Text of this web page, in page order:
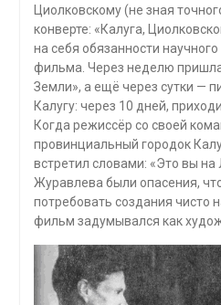
Циолковскому (не зная
конверте: «Калуга,
на себя обязанности
фильма. Через неделю
Земли», а ещё через сутки —
Калугу: через 10 дней,
Когда режиссёр со своей
провинциальный городок
встретил словами: «Это вы на
Журавлева были опасения,
потребовать создания чисто
фильм задумывался как